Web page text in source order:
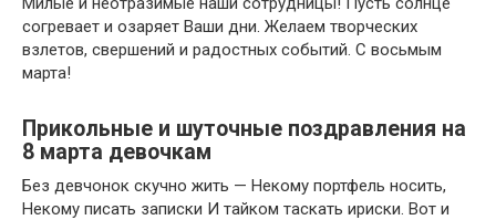
согревает и озаряет Ваши дни. Желаем творческих
взлетов, свершений и радостных событий. С восьмым
марта!
Прикольные и шуточные поздравления на
8 марта девочкам
Без девчонок скучно жить — Некому портфель носить,
Некому писать записки И тайком таскать ириски. Вот и